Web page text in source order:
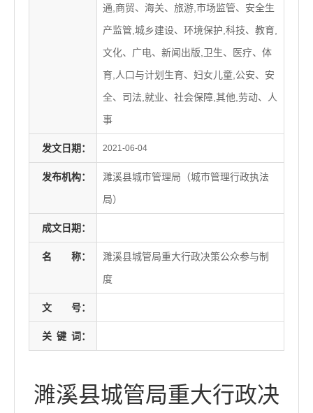
通,商贸、海关、旅游,市场监管、安全生
产监管,城乡建设、环境保护,科技、教育,
文化、广电、新闻出版,卫生、医疗、体
育,人口与计划生育、妇女儿童,公安、安
全、司法,就业、社会保障,其他,劳动、人
事
发文日期： 2021-06-04
发布机构：
濉溪县城市管理局（城市管理行政执法
局）
成文日期：
名 称：
濉溪县城管局重大行政决策公众参与制
度
文 号：
关 键 词：
濉溪县城管局重大行政决